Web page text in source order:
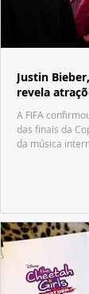
Justin
revela
A FIFA
das finais da
da música